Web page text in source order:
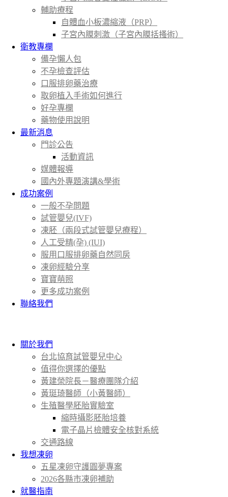
輔助療程
自體血小板濃縮液（PRP）
子宮內膜刺激（子宮內膜括搔術）
衛教專欄
備孕懶人包
不孕檢查評估
口服排卵藥治療
取卵植入手術如何進行
好孕專欄
藥物使用說明
最新消息
門診公告
活動資訊
媒體報導
國內外專題演講&學術
成功案例
一般不孕問題
試管嬰兒(IVF)
凍胚（兩段式試管嬰兒療程）
人工受精(孕) (IUI)
服用口服排卵藥自然同房
凍卵經驗分享
寶寶萌照
更多成功案例
聯絡我們
關於我們
台北協育試管嬰兒中心
值得你選擇的優點
黃建榮院長－醫療團隊介紹
黃珽琦醫師（小黃醫師）
生殖醫學胚胎實驗室
縮時攝影胚胎培養
電子晶片檢體安全核對系統
交通路線
我想凍卵
五星凍卵守護圓夢專案
2026各縣市凍卵補助
就醫指南